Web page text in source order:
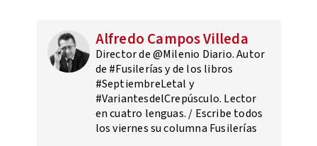
Alfredo Campos Villeda
Director de @Milenio Diario. Autor
de #Fusilerías y de los libros
#SeptiembreLetal y
#VariantesdelCrepúsculo. Lector
en cuatro lenguas. / Escribe todos
los viernes su columna Fusilerías